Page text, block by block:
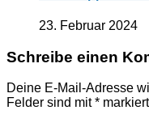
23. Februar 2024
Schreibe einen
Deine E-Mail-Adresse
Felder sind mit* markiert